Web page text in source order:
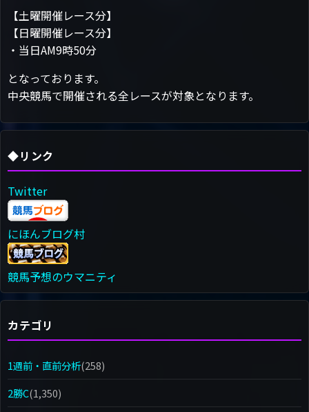
【土曜開催レース分】
【日曜開催レース分】
・当日AM9時50分
となっております。
中央競馬で開催される全レースが対象となります。
◆リンク
Twitter
にほんブログ村
競馬予想のウマニティ
カテゴリ
1週前・直前分析(258)
2勝C(1,350)